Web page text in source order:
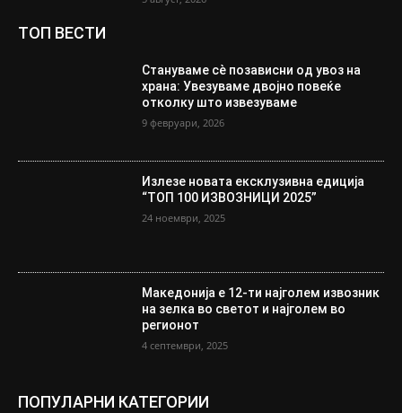
ТОП ВЕСТИ
Стануваме сè позависни од увоз на
храна: Увезуваме двојно повеќе
отколку што извезуваме
9 февруари, 2026
Излезе новата ексклузивна едиција
“ТОП 100 ИЗВОЗНИЦИ 2025”
24 ноември, 2025
Македонија е 12-ти најголем извозник
на зелка во светот и најголем во
регионот
4 септември, 2025
ПОПУЛАРНИ КАТЕГОРИИ